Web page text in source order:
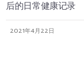
后的日常健康记录
2021年4月22日